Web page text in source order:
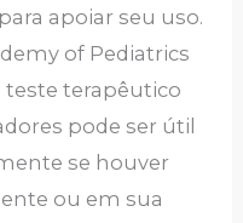
apoiar seu uso.
of Pediatrics
teste terapêutico
pode ser útil
se houver
ou em sua